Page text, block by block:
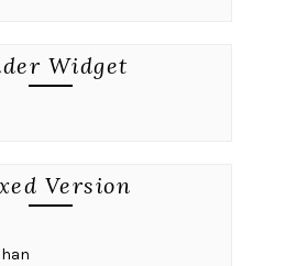
Widget
Version